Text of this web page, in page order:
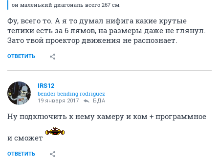
он маленький диагональ всего 267 см.
Фу, всего то. А я то думал нифига какие крутые
телики есть за 6 лямов, на размеры даже не глянул.
Зато твой проектор движения не распознает.
ОТВЕТИТЬ
IRS12
bender bending rodriguez
19 января 2017 БДА
Ну подключить к нему камеру и ком + программное
и сможет
ОТВЕТИТЬ